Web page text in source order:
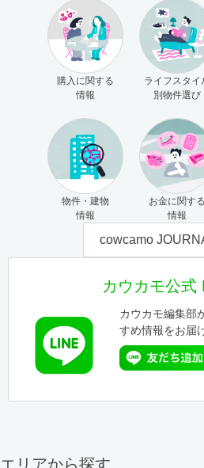
購入に関する
情報
ライフスタイ
別物件選び
物件・建物
情報
お金に関する
情報
cowcamo
カウカモ公式
カウカモ編集部
すめ情報をお届
エリアから探す